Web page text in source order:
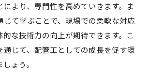
により、専門性を高めていきます。ま
じて学ぶことで、現場での柔軟な対応
的な技術力の向上が期待できます。こ
通じて、配管工としての成長を促す環
ょう。